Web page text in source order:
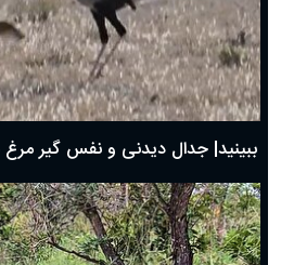
دعای روز دوم ماه مبارک رمضان ۱ اسفند ماه ۱۴۰۴
دعای روز اول ماه مبارک رمضان، ۳۰ بهمن ۱۴۰۴
حضرت زینب(س) چگونه از دنیا رفت؟
بهترین پیامک تبریک روز پدر ۱۴۰۴؛ جملات زیبا و صمیمانه
ببینید| جدال دیدنی و نفس گیر مرغ